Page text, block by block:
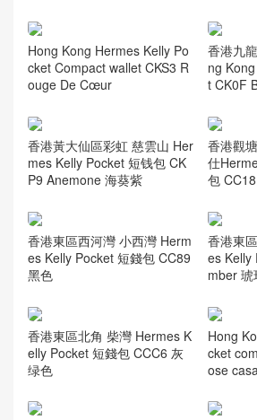
Hong Kong Hermes Kelly Po
cket Compact wallet CKS3 R
ouge De Cœur
香港九
ng
t CK0F
香港黃大仙區彩虹 慈雲山 Her
mes Kelly Pocket 短钱包 CK
P9 Anemone 海葵紫
香港觀
仕
包
香港東區西河灣 小西灣 Herm
es Kelly Pocket 短錢包 CC89
黑色
香港東
es Kelly
mber 琥
香港東區北角 柴灣 Hermes K
elly Pocket 短錢包 CCC6 灰
绿色
Hong
cket
ose